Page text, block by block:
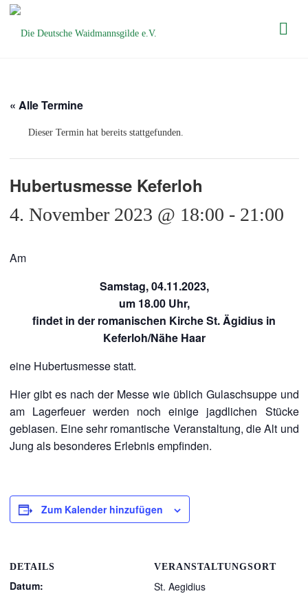
« Alle Termine
Dieser Termin hat bereits stattgefunden.
Hubertusmesse Keferloh
4. November 2023 @ 18:00 - 21:00
Am
Samstag, 04.11.2023,
um 18.00 Uhr,
findet in der romanischen Kirche St. Ägidius in
Keferloh/Nähe Haar
eine Hubertusmesse statt.
Hier gibt es nach der Messe wie üblich Gulaschsuppe und
am Lagerfeuer werden noch einige jagdlichen Stücke
geblasen. Eine sehr romantische Veranstaltung, die Alt und
Jung als besonderes Erlebnis empfinden.
Zum Kalender hinzufügen
DETAILS
Datum:
VERANSTALTUNGSORT
St. Aegidius